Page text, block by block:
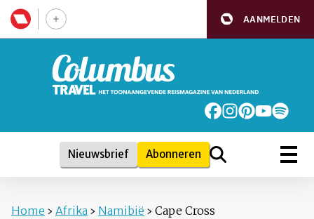
AANMELDEN
Nieuwsbrief Abonneren
Home › Afrika › Namibië › Cape Cross